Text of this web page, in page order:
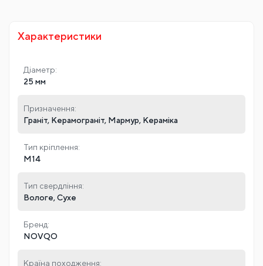
Характеристики
Діаметр:
25 мм
Призначення:
Граніт, Керамограніт, Мармур, Кераміка
Тип кріплення:
М14
Тип свердління:
Вологе, Сухе
Бренд:
NOVQO
Країна походження: